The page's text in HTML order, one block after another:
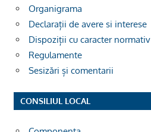
Organigrama
Declarații de avere si interese
Dispoziții cu caracter normativ
Regulamente
Sesizări și comentarii
CONSILIUL LOCAL